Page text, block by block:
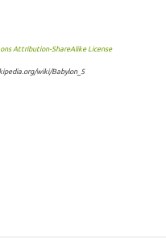
Attribution-ShareAlike License
wiki/Babylon_5